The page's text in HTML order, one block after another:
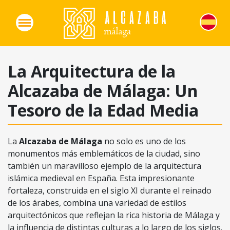
La Arquitectura de la
Alcazaba de Málaga: Un
Tesoro de la Edad Media
La Alcazaba de Málaga no solo es uno de los
monumentos más emblemáticos de la ciudad, sino
también un maravilloso ejemplo de la arquitectura
islámica medieval en España. Esta impresionante
fortaleza, construida en el siglo XI durante el reinado
de los árabes, combina una variedad de estilos
arquitectónicos que reflejan la rica historia de Málaga y
la influencia de distintas culturas a lo largo de los siglos.